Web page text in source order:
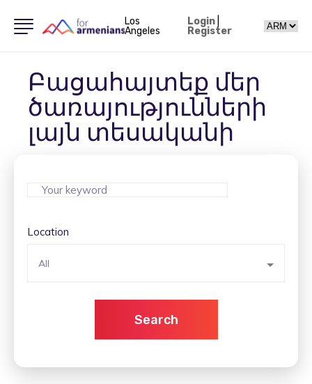
Los
Angeles
Login|
Register
Բացահայտեք մեր
ծառայությունների
լայն տեսականի
Location
All
Search